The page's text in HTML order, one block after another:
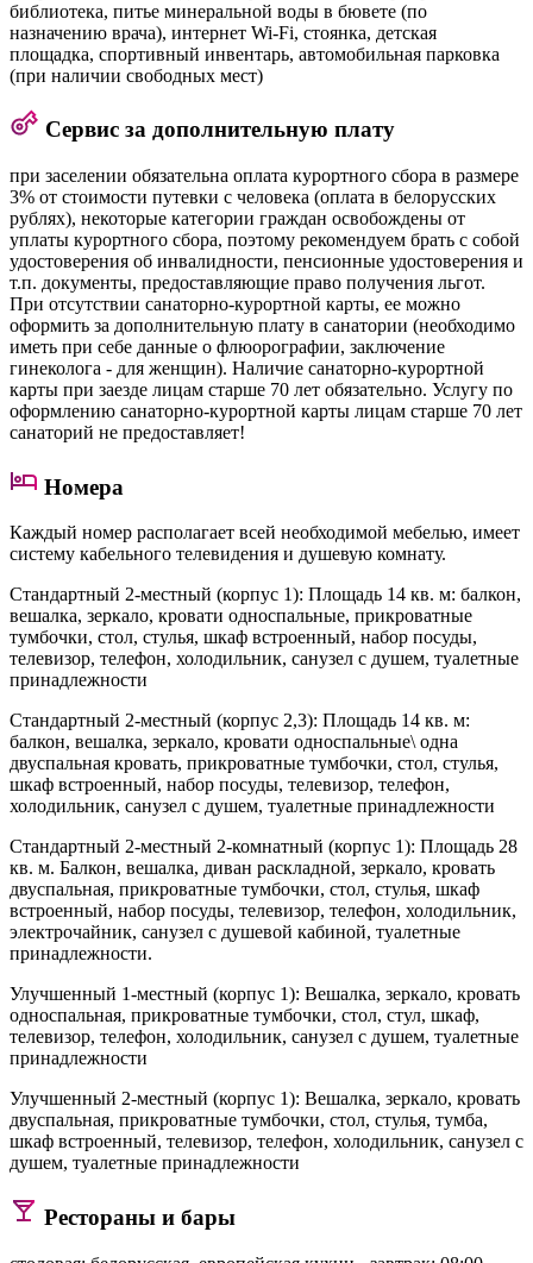
библиотека, питье минеральной воды в бювете (по
назначению врача), интернет Wi-Fi, стоянка, детская
площадка, спортивный инвентарь, автомобильная парковка
(при наличии свободных мест)
Сервис за дополнительную плату
при заселении обязательна оплата курортного сбора в размере
3% от стоимости путевки с человека (оплата в белорусских
рублях), некоторые категории граждан освобождены от
уплаты курортного сбора, поэтому рекомендуем брать с собой
удостоверения об инвалидности, пенсионные удостоверения и
т.п. документы, предоставляющие право получения льгот.
При отсутствии санаторно-курортной карты, ее можно
оформить за дополнительную плату в санатории (необходимо
иметь при себе данные о флюорографии, заключение
гинеколога - для женщин). Наличие санаторно-курортной
карты при заезде лицам старше 70 лет обязательно. Услугу по
оформлению санаторно-курортной карты лицам старше 70 лет
санаторий не предоставляет!
Номера
Каждый номер располагает всей необходимой мебелью, имеет
систему кабельного телевидения и душевую комнату.
Стандартный 2-местный (корпус 1): Площадь 14 кв. м: балкон,
вешалка, зеркало, кровати односпальные, прикроватные
тумбочки, стол, стулья, шкаф встроенный, набор посуды,
телевизор, телефон, холодильник, санузел с душем, туалетные
принадлежности
Стандартный 2-местный (корпус 2,3): Площадь 14 кв. м:
балкон, вешалка, зеркало, кровати односпальные\ одна
двуспальная кровать, прикроватные тумбочки, стол, стулья,
шкаф встроенный, набор посуды, телевизор, телефон,
холодильник, санузел с душем, туалетные принадлежности
Стандартный 2-местный 2-комнатный (корпус 1): Площадь 28
кв. м. Балкон, вешалка, диван раскладной, зеркало, кровать
двуспальная, прикроватные тумбочки, стол, стулья, шкаф
встроенный, набор посуды, телевизор, телефон, холодильник,
электрочайник, санузел с душевой кабиной, туалетные
принадлежности.
Улучшенный 1-местный (корпус 1): Вешалка, зеркало, кровать
односпальная, прикроватные тумбочки, стол, стул, шкаф,
телевизор, телефон, холодильник, санузел с душем, туалетные
принадлежности
Улучшенный 2-местный (корпус 1): Вешалка, зеркало, кровать
двуспальная, прикроватные тумбочки, стол, стулья, тумба,
шкаф встроенный, телевизор, телефон, холодильник, санузел с
душем, туалетные принадлежности
Рестораны и бары